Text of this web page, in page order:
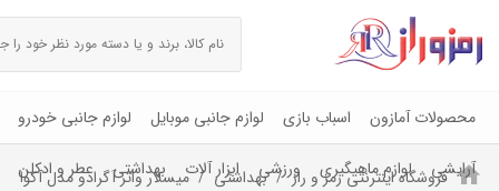
محصولات آمازون اسباب بازی لوازم جانبی موبایل لوازم جانبی خودرو
آرایشی لوازم ماهیگیری ورزشی ابزار آلات بهداشتی عطر و ادکلن فروشگاه اینترنتی رمز و راز بهداشتی میسلار واتر آگرادو مدل آکوا